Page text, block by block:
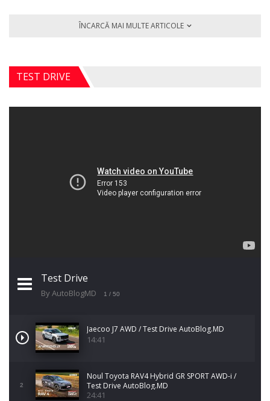
ÎNCARCĂ MAI MULTE ARTICOLE
TEST DRIVE
Test Drive
By AutoBlogMD 1 / 50
Jaecoo J7 AWD / Test Drive AutoBlog.MD
14:41
2
Noul Toyota RAV4 Hybrid GR SPORT AWD-i /
Test Drive AutoBlog.MD
24:41